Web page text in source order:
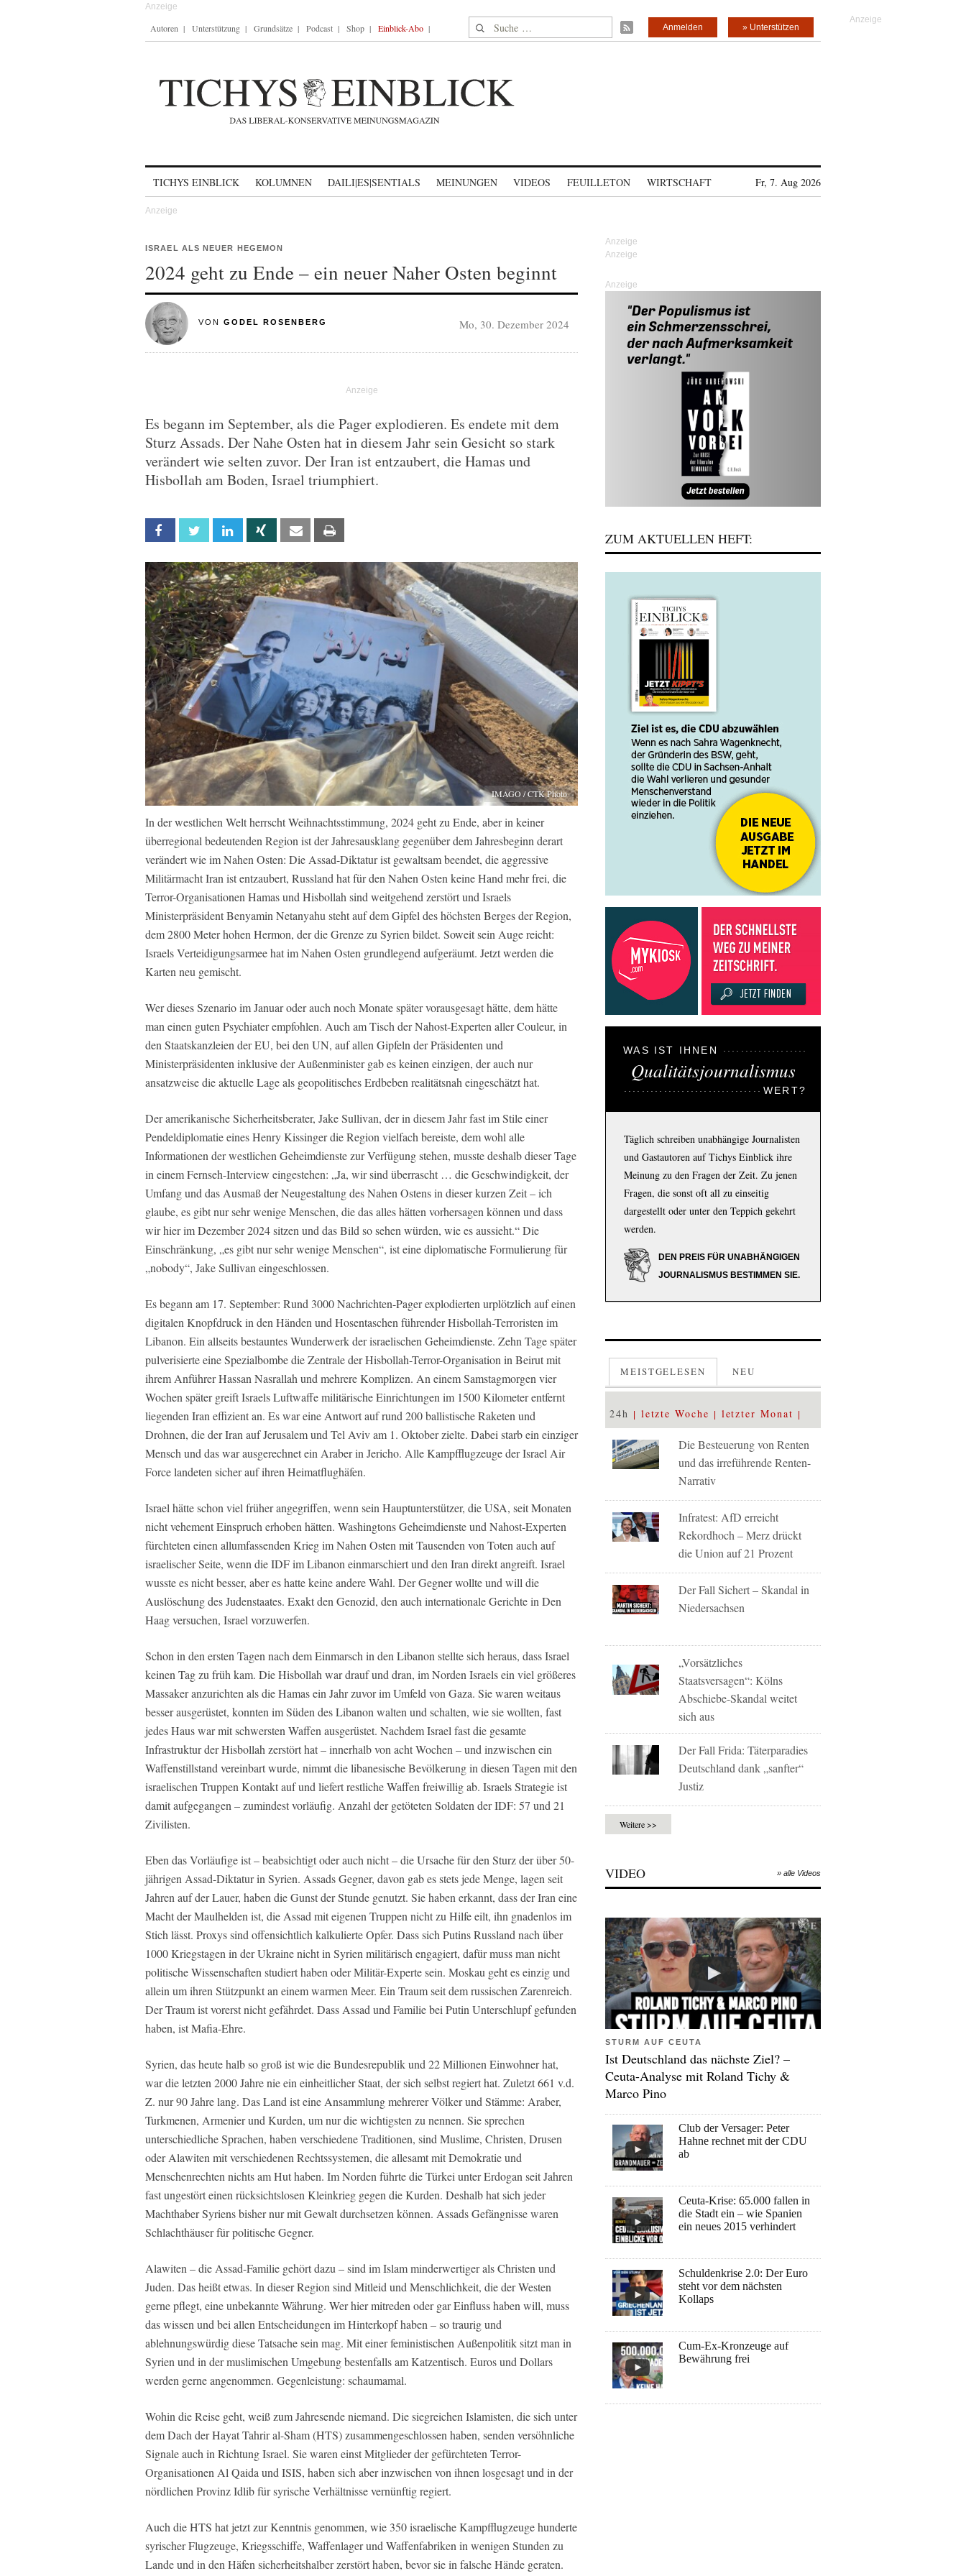
Autoren Unterstützung Grundsätze Podcast Shop Einblick-Abo Suche nach: » Unterstützen
Anmelden
TICHYS EINBLICK KOLUMNEN DAILI|ES|SENTIALS MEINUNGEN VIDEOS FEUILLETON WIRTSCHAFT Fr, 7. Aug 2026
ISRAEL ALS NEUER HEGEMON
2024 geht zu Ende – ein neuer Naher Osten beginnt
VON GODEL ROSENBERG Mo, 30. Dezember 2024
Es begann im September, als die Pager explodieren. Es endete mit dem
Sturz Assads. Der Nahe Osten hat in diesem Jahr sein Gesicht so stark
verändert wie selten zuvor. Der Iran ist entzaubert, die Hamas und
Hisbollah am Boden, Israel triumphiert.
Facebook Twitter Linkedin Xing Email
IMAGO / CTK Photo
In der westlichen Welt herrscht Weihnachtsstimmung, 2024 geht zu Ende, aber in keiner
überregional bedeutenden Region ist der Jahresausklang gegenüber dem Jahresbeginn derart
verändert wie im Nahen Osten: Die Assad-Diktatur ist gewaltsam beendet, die aggressive
Militärmacht Iran ist entzaubert, Russland hat für den Nahen Osten keine Hand mehr frei, die
Terror-Organisationen Hamas und Hisbollah sind weitgehend zerstört und Israels
Ministerpräsident Benyamin Netanyahu steht auf dem Gipfel des höchsten Berges der Region,
dem 2800 Meter hohen Hermon, der die Grenze zu Syrien bildet. Soweit sein Auge reicht:
Israels Verteidigungsarmee hat im Nahen Osten grundlegend aufgeräumt. Jetzt werden die
Karten neu gemischt.
Wer dieses Szenario im Januar oder auch noch Monate später vorausgesagt hätte, dem hätte
man einen guten Psychiater empfohlen. Auch am Tisch der Nahost-Experten aller Couleur, in
den Staatskanzleien der EU, bei den UN, auf allen Gipfeln der Präsidenten und
Ministerpräsidenten inklusive der Außenminister gab es keinen einzigen, der auch nur
ansatzweise die aktuelle Lage als geopolitisches Erdbeben realitätsnah eingeschätzt hat.
Der amerikanische Sicherheitsberater, Jake Sullivan, der in diesem Jahr fast im Stile einer
Pendeldiplomatie eines Henry Kissinger die Region vielfach bereiste, dem wohl alle
Informationen der westlichen Geheimdienste zur Verfügung stehen, musste deshalb dieser Tage
in einem Fernseh-Interview eingestehen: „Ja, wir sind überrascht … die Geschwindigkeit, der
Umfang und das Ausmaß der Neugestaltung des Nahen Ostens in dieser kurzen Zeit – ich
glaube, es gibt nur sehr wenige Menschen, die das alles hätten vorhersagen können und dass
wir hier im Dezember 2024 sitzen und das Bild so sehen würden, wie es aussieht.“ Die
Einschränkung, „es gibt nur sehr wenige Menschen“, ist eine diplomatische Formulierung für
„nobody“, Jake Sullivan eingeschlossen.
Es begann am 17. September: Rund 3000 Nachrichten-Pager explodierten urplötzlich auf einen
digitalen Knopfdruck in den Händen und Hosentaschen führender Hisbollah-Terroristen im
Libanon. Ein allseits bestauntes Wunderwerk der israelischen Geheimdienste. Zehn Tage später
pulverisierte eine Spezialbombe die Zentrale der Hisbollah-Terror-Organisation in Beirut mit
ihrem Anführer Hassan Nasrallah und mehrere Komplizen. An einem Samstagmorgen vier
Wochen später greift Israels Luftwaffe militärische Einrichtungen im 1500 Kilometer entfernt
liegenden Iran effizient an. Es war eine Antwort auf rund 200 ballistische Raketen und
Drohnen, die der Iran auf Jerusalem und Tel Aviv am 1. Oktober zielte. Dabei starb ein einziger
Mensch und das war ausgerechnet ein Araber in Jericho. Alle Kampfflugzeuge der Israel Air
Force landeten sicher auf ihren Heimatflughäfen.
Israel hätte schon viel früher angegriffen, wenn sein Hauptunterstützer, die USA, seit Monaten
nicht vehement Einspruch erhoben hätten. Washingtons Geheimdienste und Nahost-Experten
fürchteten einen allumfassenden Krieg im Nahen Osten mit Tausenden von Toten auch auf
israelischer Seite, wenn die IDF im Libanon einmarschiert und den Iran direkt angreift. Israel
wusste es nicht besser, aber es hatte keine andere Wahl. Der Gegner wollte und will die
Auslöschung des Judenstaates. Exakt den Genozid, den auch internationale Gerichte in Den
Haag versuchen, Israel vorzuwerfen.
Schon in den ersten Tagen nach dem Einmarsch in den Libanon stellte sich heraus, dass Israel
keinen Tag zu früh kam. Die Hisbollah war drauf und dran, im Norden Israels ein viel größeres
Massaker anzurichten als die Hamas ein Jahr zuvor im Umfeld von Gaza. Sie waren weitaus
besser ausgerüstet, konnten im Süden des Libanon walten und schalten, wie sie wollten, fast
jedes Haus war mit schwersten Waffen ausgerüstet. Nachdem Israel fast die gesamte
Infrastruktur der Hisbollah zerstört hat – innerhalb von acht Wochen – und inzwischen ein
Waffenstillstand vereinbart wurde, nimmt die libanesische Bevölkerung in diesen Tagen mit den
israelischen Truppen Kontakt auf und liefert restliche Waffen freiwillig ab. Israels Strategie ist
damit aufgegangen – zumindest vorläufig. Anzahl der getöteten Soldaten der IDF: 57 und 21
Zivilisten.
Eben das Vorläufige ist – beabsichtigt oder auch nicht – die Ursache für den Sturz der über 50-
jährigen Assad-Diktatur in Syrien. Assads Gegner, davon gab es stets jede Menge, lagen seit
Jahren auf der Lauer, haben die Gunst der Stunde genutzt. Sie haben erkannt, dass der Iran eine
Macht der Maulhelden ist, die Assad mit eigenen Truppen nicht zu Hilfe eilt, ihn gnadenlos im
Stich lässt. Proxys sind offensichtlich kalkulierte Opfer. Dass sich Putins Russland nach über
1000 Kriegstagen in der Ukraine nicht in Syrien militärisch engagiert, dafür muss man nicht
politische Wissenschaften studiert haben oder Militär-Experte sein. Moskau geht es einzig und
allein um ihren Stützpunkt an einem warmen Meer. Ein Traum seit dem russischen Zarenreich.
Der Traum ist vorerst nicht gefährdet. Dass Assad und Familie bei Putin Unterschlupf gefunden
haben, ist Mafia-Ehre.
Syrien, das heute halb so groß ist wie die Bundesrepublik und 22 Millionen Einwohner hat,
war die letzten 2000 Jahre nie ein einheitlicher Staat, der sich selbst regiert hat. Zuletzt 661 v.d.
Z. nur 90 Jahre lang. Das Land ist eine Ansammlung mehrerer Völker und Stämme: Araber,
Turkmenen, Armenier und Kurden, um nur die wichtigsten zu nennen. Sie sprechen
unterschiedliche Sprachen, haben verschiedene Traditionen, sind Muslime, Christen, Drusen
oder Alawiten mit verschiedenen Rechtssystemen, die allesamt mit Demokratie und
Menschenrechten nichts am Hut haben. Im Norden führte die Türkei unter Erdogan seit Jahren
fast ungestört einen rücksichtslosen Kleinkrieg gegen die Kurden. Deshalb hat sich jeder
Machthaber Syriens bisher nur mit Gewalt durchsetzen können. Assads Gefängnisse waren
Schlachthäuser für politische Gegner.
Alawiten – die Assad-Familie gehört dazu – sind im Islam minderwertiger als Christen und
Juden. Das heißt etwas. In dieser Region sind Mitleid und Menschlichkeit, die der Westen
gerne pflegt, eine unbekannte Währung. Wer hier mitreden oder gar Einfluss haben will, muss
das wissen und bei allen Entscheidungen im Hinterkopf haben – so traurig und
ablehnungswürdig diese Tatsache sein mag. Mit einer feministischen Außenpolitik sitzt man in
Syrien und in der muslimischen Umgebung bestenfalls am Katzentisch. Euros und Dollars
werden gerne angenommen. Gegenleistung: schaumamal.
Wohin die Reise geht, weiß zum Jahresende niemand. Die siegreichen Islamisten, die sich unter
dem Dach der Hayat Tahrir al-Sham (HTS) zusammengeschlossen haben, senden versöhnliche
Signale auch in Richtung Israel. Sie waren einst Mitglieder der gefürchteten Terror-
Organisationen Al Qaida und ISIS, haben sich aber inzwischen von ihnen losgesagt und in der
nördlichen Provinz Idlib für syrische Verhältnisse vernünftig regiert.
Auch die HTS hat jetzt zur Kenntnis genommen, wie 350 israelische Kampfflugzeuge hunderte
syrischer Flugzeuge, Kriegsschiffe, Waffenlager und Waffenfabriken in wenigen Stunden zu
Lande und in den Häfen sicherheitshalber zerstört haben, bevor sie in falsche Hände geraten.
Anzeige
ZUM AKTUELLEN HEFT:
WAS IST IHNEN
Qualitätsjournalismus
WERT?
Täglich schreiben unabhängige Journalisten
und Gastautoren auf Tichys Einblick ihre
Meinung zu den Fragen der Zeit. Zu jenen
Fragen, die sonst oft all zu einseitig
dargestellt oder unter den Teppich gekehrt
werden.
DEN PREIS FÜR UNABHÄNGIGEN
JOURNALISMUS BESTIMMEN SIE.
MEISTGELESEN NEU
24h letzte Woche letzter Monat
Die Besteuerung von Renten
und das irreführende Renten-
Narrativ
Infratest: AfD erreicht
Rekordhoch – Merz drückt
die Union auf 21 Prozent
Der Fall Sichert – Skandal in
Niedersachsen
„Vorsätzliches
Staatsversagen“: Kölns
Abschiebe-Skandal weitet
sich aus
Der Fall Frida: Täterparadies
Deutschland dank „sanfter“
Justiz
Weitere >>
VIDEO » alle Videos
STURM AUF CEUTA
Ist Deutschland das nächste Ziel? –
Ceuta-Analyse mit Roland Tichy &
Marco Pino
Club der Versager: Peter
Hahne rechnet mit der CDU
ab
Ceuta-Krise: 65.000 fallen in
die Stadt ein – wie Spanien
ein neues 2015 verhindert
Schuldenkrise 2.0: Der Euro
steht vor dem nächsten
Kollaps
Cum-Ex-Kronzeuge auf
Bewährung frei